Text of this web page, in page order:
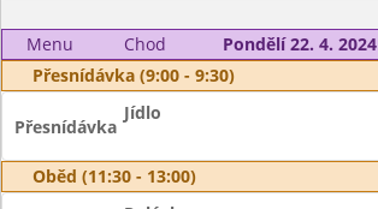
Menu Chod
Pondělí 22. 4. 2024
Přesnídávka (9:00 - 9:30)
Přesnídávka
Jídlo
Oběd (11:30 - 13:00)